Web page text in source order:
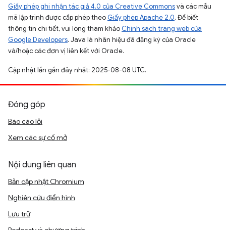
Giấy phép ghi nhận tác giả 4.0 của Creative Commonsvà các mẫu
mã lập trình được cấp phép theo Giấy phép Apache 2.0. Để biết
thông tin chi tiết, vui lòng tham khảo Chính sách trang web của
Google Developers. Java là nhãn hiệu đã đăng ký của Oracle
và/hoặc các đơn vị liên kết với Oracle.
Cập nhật lần gần đây nhất: 2025-08-08 UTC.
Đóng góp
Báo cáo lỗi
Xem các sự cố mở
Nội dung liên quan
Bản cập nhật Chromium
Nghiên cứu điển hình
Lưu trữ